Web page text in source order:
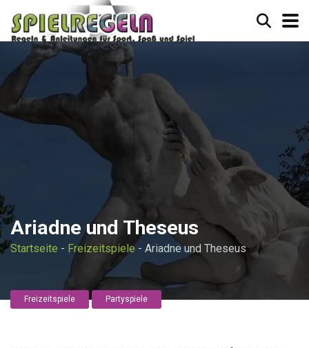
Ariadne und Theseus
Startseite - Freizeitspiele- Ariadne und Theseus
Freizeitspiele Partyspiele